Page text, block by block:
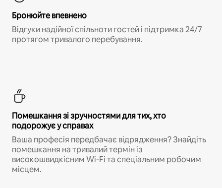
Бронюйте впевнено
Відгуки надійної спільноти гостей і підтримка 24/7
протягом тривалого перебування.
Помешкання зі зручностями для тих, хто
подорожує у справах
Ваша професія передбачає відрядження? Знайдіть
помешкання на тривалий термін із
високошвидкісним Wi-Fi та спеціальним робочим
місцем.